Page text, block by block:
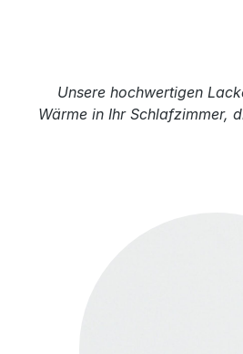
Unsere hochwertigen
Wärme in Ihr Schlafzimmer,